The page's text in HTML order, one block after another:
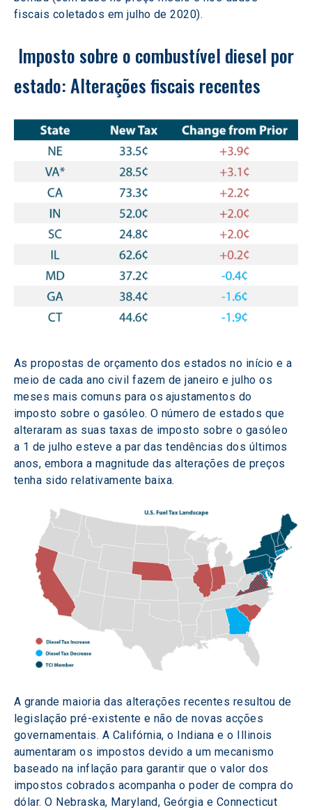
fiscais coletados em julho de 2020).
estado: Alterações fiscais recentes
As propostas de orçamento dos estados no início e a
meio de cada ano civil fazem de janeiro e julho os
meses mais comuns para os ajustamentos do
imposto sobre o gasóleo. O número de estados que
alteraram as suas taxas de imposto sobre o gasóleo
a 1 de julho esteve a par das tendências dos últimos
anos, embora a magnitude das alterações de preços
tenha sido relativamente baixa.
A grande maioria das alterações recentes resultou de
legislação pré-existente e não de novas acções
governamentais. A Califórnia, o Indiana e o Illinois
aumentaram os impostos devido a um mecanismo
baseado na inflação para garantir que o valor dos
impostos cobrados acompanha o poder de compra do
dólar. O Nebraska, Maryland, Geórgia e Connecticut